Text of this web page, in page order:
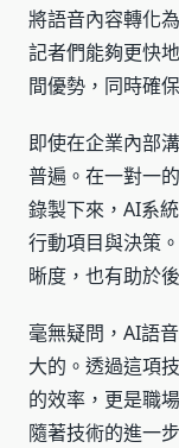
將語音內容轉化
記者們能夠更快
間優勢，同時確
即使在企業內部
普遍。在一對一
錄製下來，AI系
行動項目與決策
晰度，也有助於
毫無疑問，AI語
大的。透過這項
的效率，更是職
隨著技術的進一